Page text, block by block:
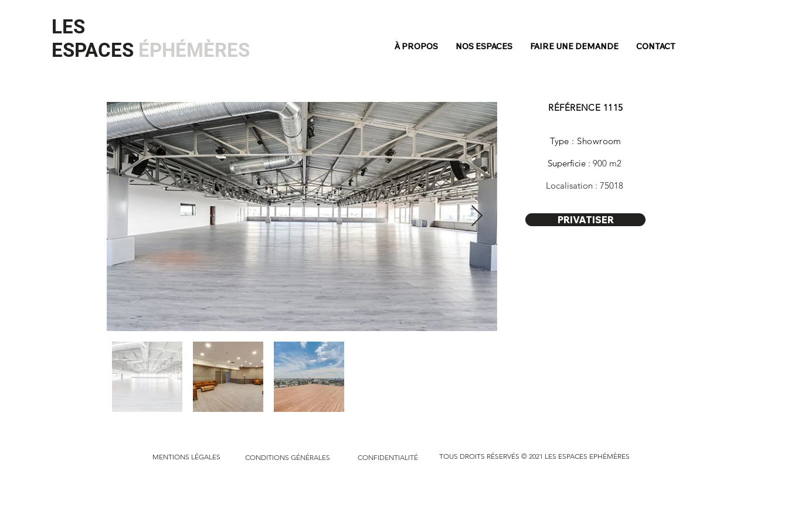
LES
ESPACES ÉPHÉMÈRES À PROPOS NOS ESPACES FAIRE UNE DEMANDE CONTACT
RÉFÉRENCE 1115
Type : Showroom
Superficie : 900 m2
Localisation : 75018
PRIVATISER
MENTIONS LÉGALES CONDITIONS GÉNÉRALES CONFIDENTIALITÉ TOUS DROITS RÉSERVÉS © 2021 LES ESPACES EPHÉMÈRES